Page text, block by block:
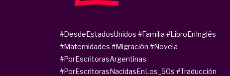
#DesdeEstadosUnidos #Familia #LibroEnInglés
#Maternidades #Migración #Novela
#PorEscritorasArgentinas
#PorEscritorasNacidasEnLos_50s #Traducción